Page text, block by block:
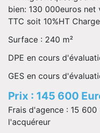
bien: 130 000euros net
TTC soit 10%HT
Surface : 240 m²
DPE en cours
GES en cours
Prix : 145 600
Frais d'agence : 15
l'acquéreur